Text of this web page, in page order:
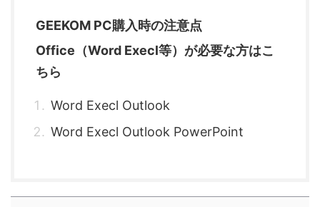
GEEKOM PC購入時の注意点
Office（Word Execl等）が必要な方はこ
ちら
Word Execl Outlook
Word Execl Outlook PowerPoint